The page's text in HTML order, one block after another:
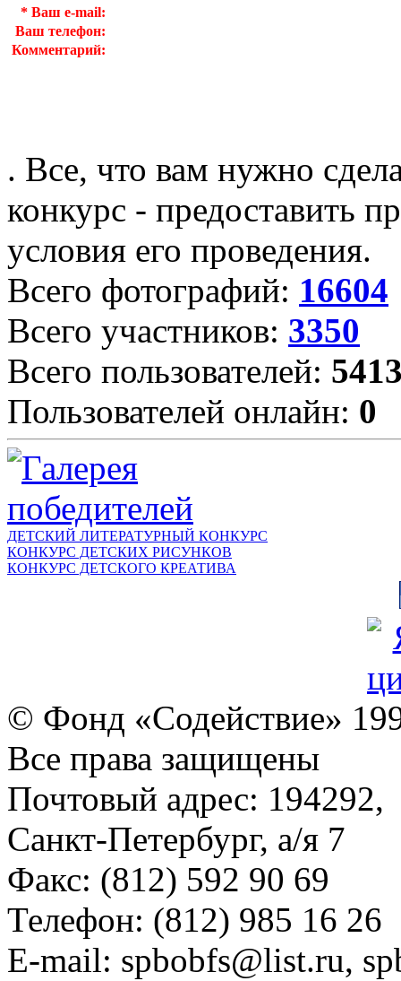
* Ваш e-mail:
Ваш телефон:
Комментарий:
. Все, что вам нужно
конкурс - предоставить
условия его проведения.
Всего фотографий: 16604
Всего участников: 3350
Всего пользователей:
Пользователей онлайн: 0
ДЕТСКИЙ ЛИТЕРАТУРНЫЙ КОНКУРС
КОНКУРС ДЕТСКИХ РИСУНКОВ
КОНКУРС ДЕТСКОГО КРЕАТИВА
© Фонд «Содействие»
Все права защищены
Почтовый адрес: 194292,
Санкт-Петербург, а/я 7
Факс: (812) 592 90 69
Телефон: (812) 985 16 26
E-mail: spbobfs@list.ru,